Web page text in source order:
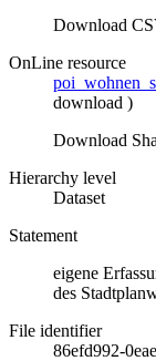
Download
OnLine resource
download )
Download
Hierarchy level
Dataset
Statement
eigene
des
File identifier
86efd992-